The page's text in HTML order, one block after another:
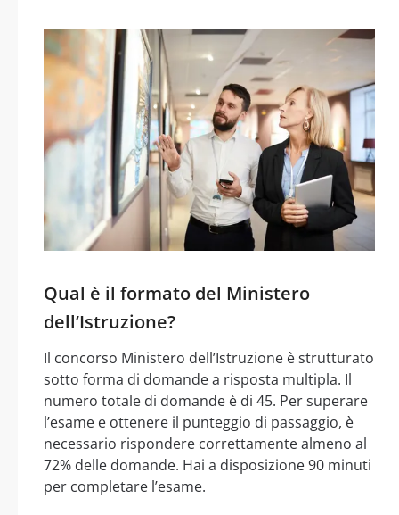
Qual è il formato del Ministero
dell’Istruzione?
Il concorso Ministero dell’Istruzione è strutturato
sotto forma di domande a risposta multipla. Il
numero totale di domande è di 45. Per superare
l’esame e ottenere il punteggio di passaggio, è
necessario rispondere correttamente almeno al
72% delle domande. Hai a disposizione 90 minuti
per completare l’esame.